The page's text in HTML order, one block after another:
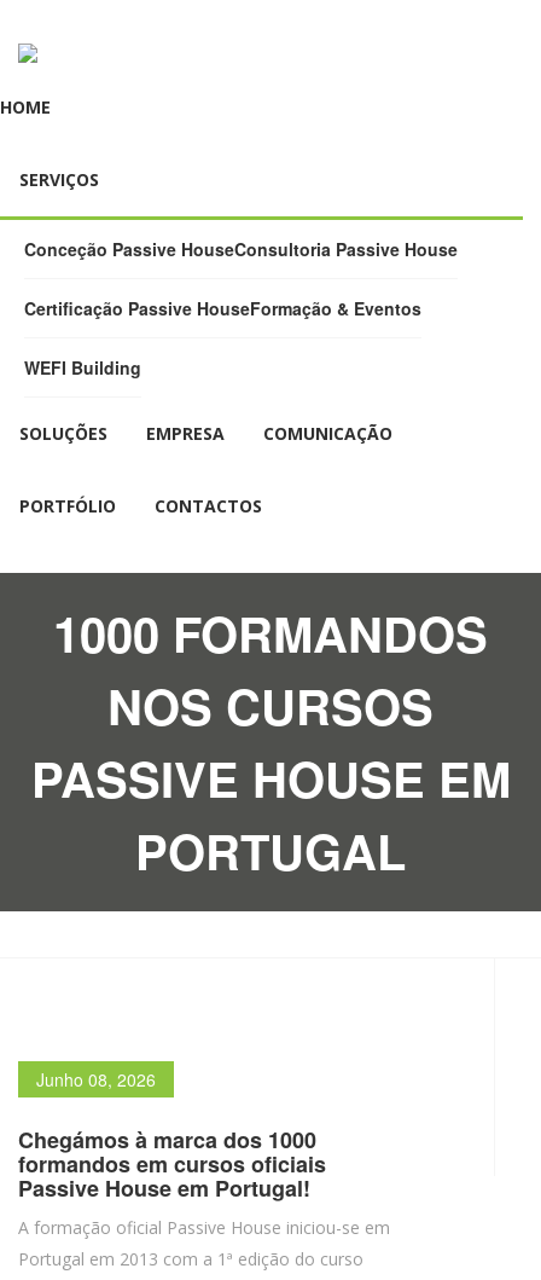
HOME
SERVIÇOS
Conceção Passive HouseConsultoria Passive House
Certificação Passive HouseFormação & Eventos
WEFI Building
SOLUÇÕES EMPRESA COMUNICAÇÃO
PORTFÓLIO CONTACTOS
1000 FORMANDOS
NOS CURSOS
PASSIVE HOUSE EM
PORTUGAL
Junho 08, 2026
Chegámos à marca dos 1000
formandos em cursos oficiais
Passive House em Portugal!
A formação oficial Passive House iniciou-se em
Portugal em 2013 com a 1ª edição do curso